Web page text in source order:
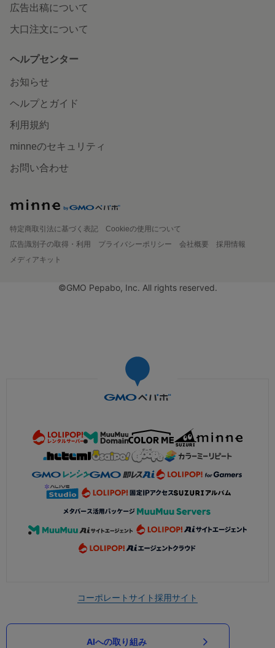
広告出稿について
大口注文について
ヘルプセンター
お知らせ
ヘルプとガイド
利用規約
minneのセキュリティ
お問い合わせ
特定商取引法に基づく表記
Cookieの使用について
広告識別子の取得・利用
プライバシーポリシー 会社概要
採用情報
メディアキット
©GMO Pepabo, Inc. All rights reserved.
コーポレートサイト採用サイト
AIへの取り組み